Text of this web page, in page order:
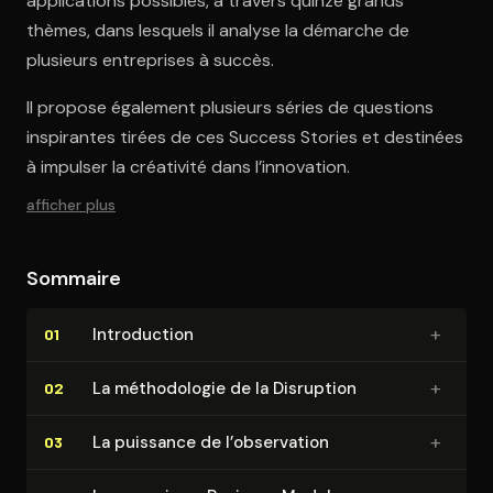
thèmes, dans lesquels il analyse la démarche de
plusieurs entreprises à succès.
Il propose également plusieurs séries de questions
inspirantes tirées de ces Success Stories et destinées
à impulser la créativité dans l’innovation.
afficher plus
Sommaire
01 In­tro­duc­tion +
02 La mé­tho­do­lo­gie de la Disruption +
03 La puissance de l’observation +